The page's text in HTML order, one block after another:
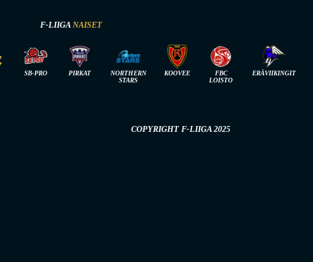
F-LIIGA NAISET
SB-PRO PIRKAT
NORTHERN
STARS
KOOVEE
FBC
LOISTO
ERÄVIIKINGIT
COPYRIGHT F-LIIGA 2025